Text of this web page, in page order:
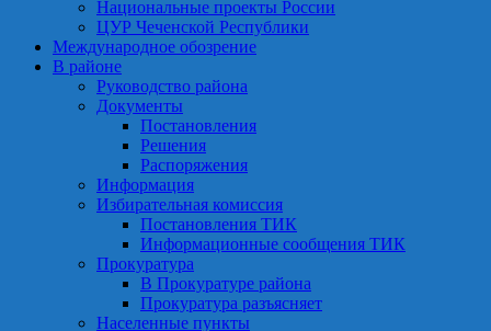
Национальные проекты России
ЦУР Чеченской Республики
Международное обозрение
В районе
Руководство района
Документы
Постановления
Решения
Распоряжения
Информация
Избирательная комиссия
Постановления ТИК
Информационные сообщения ТИК
Прокуратура
В Прокуратуре района
Прокуратура разъясняет
Населенные пункты